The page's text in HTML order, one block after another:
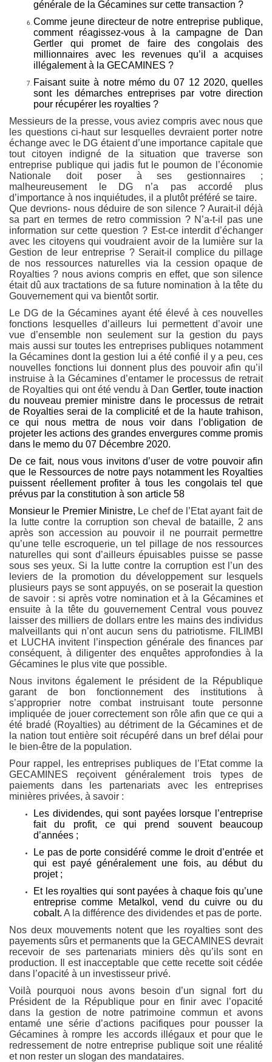
générale de la Gécamines sur cette transaction ?
Comme jeune directeur de notre entreprise publique,
comment réagissez-vous à la campagne de Dan
Gertler qui promet de faire des congolais des
millionnaires avec les revenues qu’il a acquises
illégalement à la GECAMINES ?
Faisant suite à notre mémo du 07 12 2020, quelles
sont les démarches entreprises par votre direction
pour récupérer les royalties ?
Messieurs de la presse, vous aviez compris avec nous que
les questions ci-haut sur lesquelles devraient porter notre
échange avec le DG étaient d’une importance capitale que
tout citoyen indigné de la situation que traverse son
entreprise publique qui jadis fut le poumon de l’économie
Nationale doit poser à ses gestionnaires ;
malheureusement le DG n’a pas accordé plus
d’importance à nos inquiétudes, il a plutôt préféré se taire.
Que devrions- nous déduire de son silence ? Aurait-il déjà
sa part en termes de retro commission ? N’a-t-il pas une
information sur cette question ? Est-ce interdit d’échanger
avec les citoyens qui voudraient avoir de la lumière sur la
Gestion de leur entreprise ? Serait-il complice du pillage
de nos ressources naturelles via la cession opaque de
Royalties ? nous avions compris en effet, que son silence
était dû aux tractations de sa future nomination à la tête du
Gouvernement qui va bientôt sortir.
Le DG de la Gécamines ayant été élevé à ces nouvelles
fonctions lesquelles d’ailleurs lui permettent d’avoir une
vue d’ensemble non seulement sur la gestion du pays
mais aussi sur toutes les entreprises publiques notamment
la Gécamines dont la gestion lui a été confié il y a peu, ces
nouvelles fonctions lui donnent plus des pouvoir afin qu’il
instruise à la Gécamines d’entamer le processus de retrait
de Royalties qui ont été vendu à Dan Gertler, toute inaction
du nouveau premier ministre dans le processus de retrait
de Royalties serai de la complicité et de la haute trahison,
ce qui nous mettra de nous voir dans l’obligation de
projeter les actions des grandes envergures comme promis
dans le memo du 07 Décembre 2020.
De ce fait, nous vous invitons d’user de votre pouvoir afin
que le Ressources de notre pays notamment les Royalties
puissent réellement profiter à tous les congolais tel que
prévus par la constitution à son article 58
Monsieur le Premier Ministre, Le chef de l’Etat ayant fait de
la lutte contre la corruption son cheval de bataille, 2 ans
après son accession au pouvoir il ne pourrait permettre
qu’une telle escroquerie, un tel pillage de nos ressources
naturelles qui sont d’ailleurs épuisables puisse se passe
sous ses yeux. Si la lutte contre la corruption est l’un des
leviers de la promotion du développement sur lesquels
plusieurs pays se sont appuyés, on se poserait la question
de savoir : si après votre nomination et à la Gécamines et
ensuite à la tête du gouvernement Central vous pouvez
laisser des milliers de dollars entre les mains des individus
malveillants qui n’ont aucun sens du patriotisme. FILIMBI
et LUCHA invitent l’inspection générale des finances par
conséquent, à diligenter des enquêtes approfondies à la
Gécamines le plus vite que possible.
Nous invitons également le président de la République
garant de bon fonctionnement des institutions à
s’approprier notre combat instruisant toute personne
impliquée de jouer correctement son rôle afin que ce qui a
été bradé (Royalties) au détriment de la Gécamines et de
la nation tout entière soit récupéré dans un bref délai pour
le bien-être de la population.
Pour rappel, les entreprises publiques de l’Etat comme la
GECAMINES reçoivent généralement trois types de
paiements dans les partenariats avec les entreprises
minières privées, à savoir :
Les dividendes, qui sont payées lorsque l’entreprise
fait du profit, ce qui prend souvent beaucoup
d’années ;
Le pas de porte considéré comme le droit d’entrée et
qui est payé généralement une fois, au début du
projet ;
Et les royalties qui sont payées à chaque fois qu’une
entreprise comme Metalkol, vend du cuivre ou du
cobalt. A la différence des dividendes et pas de porte.
Nos deux mouvements notent que les royalties sont des
payements sûrs et permanents que la GECAMINES devrait
recevoir de ses partenariats miniers dès qu’ils sont en
production. Il est inacceptable que cette recette soit cédée
dans l’opacité à un investisseur privé.
Voilà pourquoi nous avons besoin d’un signal fort du
Président de la République pour en finir avec l’opacité
dans la gestion de notre patrimoine commun et avons
entamé une série d’actions pacifiques pour pousser la
Gécamines à rompre les accords illégaux et pour que le
redressement de notre entreprise publique soit une réalité
et non rester un slogan des mandataires.